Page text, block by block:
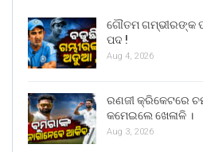
ଗୌତମ ଗମ୍ଭୀରଙ୍କ
ପଦ !
Aug 4, 2026
ରଣଜୀ କ୍ରିକେଟରେ
କମେଇଲେ ଖେଳାଳି ।
Aug 3, 2026